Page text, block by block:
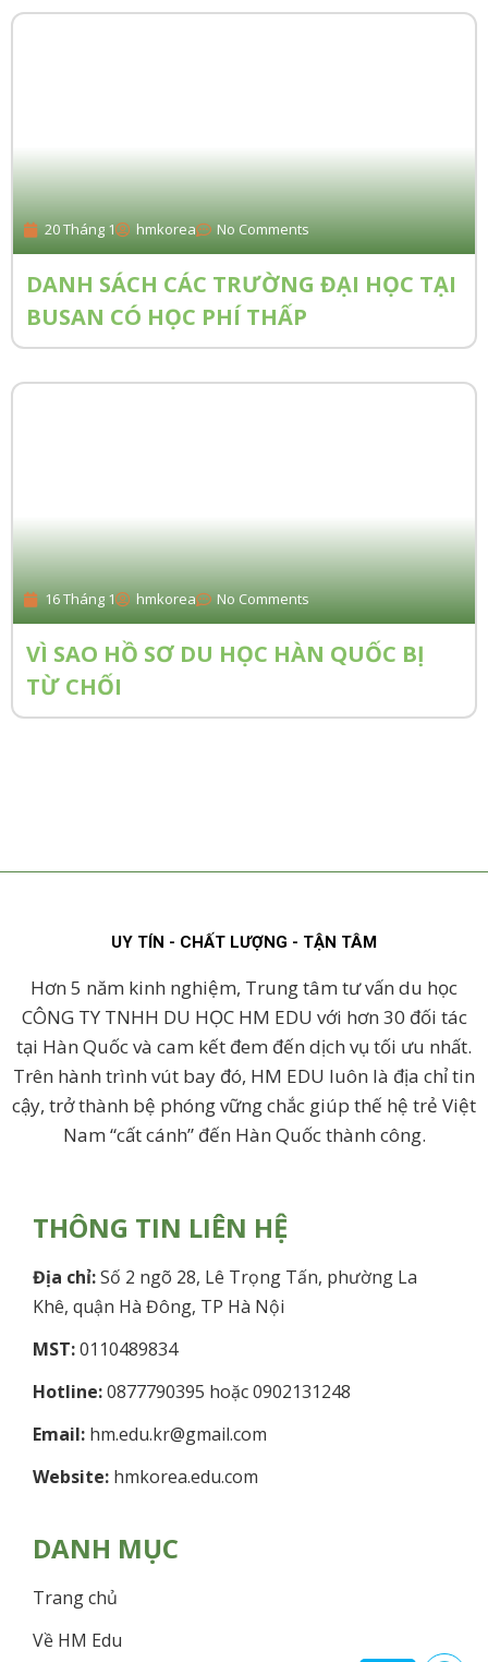
20 Tháng 1 hmkorea No Comments
DANH SÁCH CÁC TRƯỜNG ĐẠI HỌC TẠI
BUSAN CÓ HỌC PHÍ THẤP
16 Tháng 1 hmkorea No Comments
VÌ SAO HỒ SƠ DU HỌC HÀN QUỐC BỊ
TỪ CHỐI
UY TÍN - CHẤT LƯỢNG - TẬN TÂM
Hơn 5 năm kinh nghiệm, Trung tâm tư vấn du học
CÔNG TY TNHH DU HỌC HM EDU với hơn 30 đối tác
tại Hàn Quốc và cam kết đem đến dịch vụ tối ưu nhất.
Trên hành trình vút bay đó, HM EDU luôn là địa chỉ tin
cậy, trở thành bệ phóng vững chắc giúp thế hệ trẻ Việt
Nam “cất cánh” đến Hàn Quốc thành công.
THÔNG TIN LIÊN HỆ
Địa chỉ:Số 2 ngõ 28, Lê Trọng Tấn, phường La
Khê, quận Hà Đông, TP Hà Nội
MST:0110489834
Hotline:0877790395 hoặc 0902131248
Email: hm.edu.kr@gmail.com
Website: hmkorea.edu.com
DANH MỤC
Trang chủ
Về HM Edu